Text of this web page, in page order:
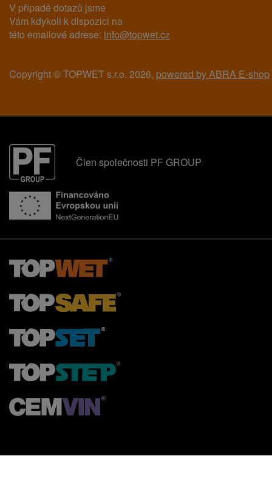
V případě dotazů jsme
Vám kdykoli k dispozici na
této emailové adrese: info@topwet.cz
Copyright © TOPWET s.r.o. 2026, powered by ABRA E-shop
Člen společnosti PF GROUP